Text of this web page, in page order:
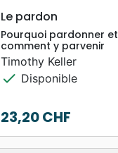
search
Le pardon
Pourquoi pardonner et
comment y parvenir
Timothy Keller
check Disponible
Prix
23,20 CHF